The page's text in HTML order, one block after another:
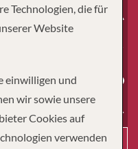
Technologien, die für
Website
einwilligen und
wir sowie unsere
Cookies auf
verwenden